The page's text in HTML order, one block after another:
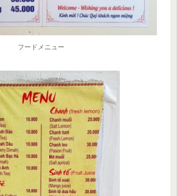
フードメニュー